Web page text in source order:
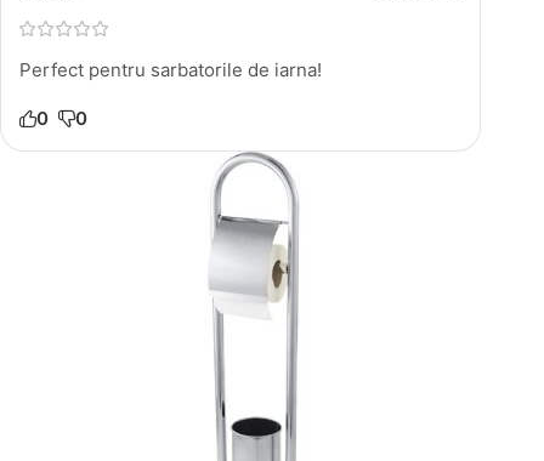
Perfect pentru sarbatorile de iarna!
0 0